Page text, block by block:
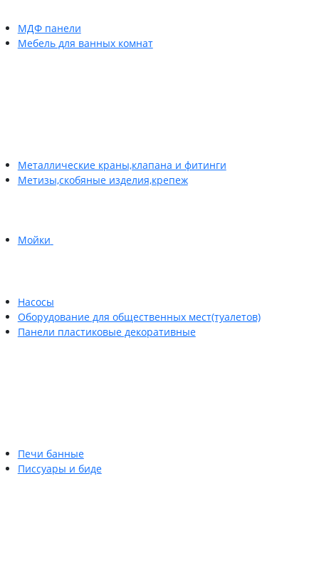
МДФ панели
Мебель для ванных комнат
Металлические краны,клапана и фитинги
Метизы,скобяные изделия,крепеж
Мойки
Насосы
Оборудование для общественных мест(туалетов)
Панели пластиковые декоративные
Печи банные
Писсуары и биде